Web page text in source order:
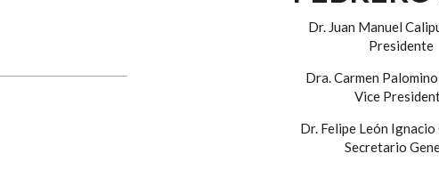
Dr. Juan Manuel
Presidente
Dra. Carmen
Vice
Dr. Felipe León
Secretario